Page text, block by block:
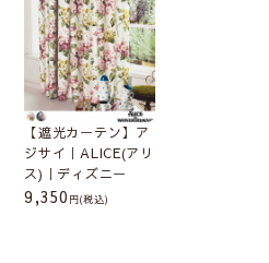
【遮光カーテン】ア
ジサイ｜ALICE(アリ
ス)｜ディズニー
9,350 (税込)